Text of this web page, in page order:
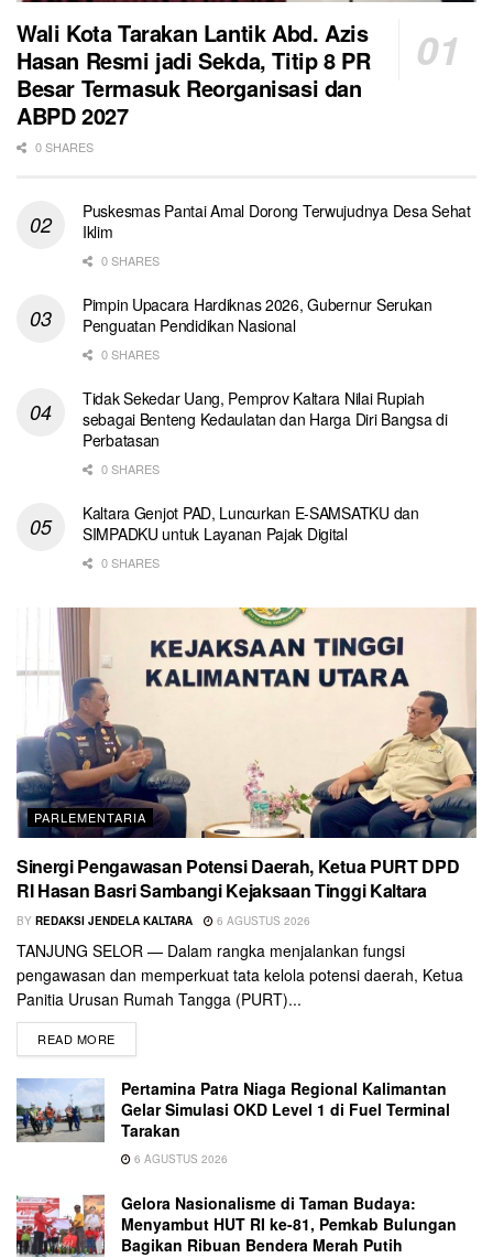
Wali Kota Tarakan Lantik Abd. Azis
Hasan Resmi jadi Sekda, Titip 8 PR
Besar Termasuk Reorganisasi dan
ABPD 2027
0 SHARES
Puskesmas Pantai Amal Dorong Terwujudnya Desa Sehat
Iklim
0 SHARES
Pimpin Upacara Hardiknas 2026, Gubernur Serukan
Penguatan Pendidikan Nasional
0 SHARES
Tidak Sekedar Uang, Pemprov Kaltara Nilai Rupiah
sebagai Benteng Kedaulatan dan Harga Diri Bangsa di
Perbatasan
0 SHARES
Kaltara Genjot PAD, Luncurkan E-SAMSATKU dan
SIMPADKU untuk Layanan Pajak Digital
0 SHARES
PARLEMENTARIA
Sinergi Pengawasan Potensi Daerah, Ketua PURT DPD
RI Hasan Basri Sambangi Kejaksaan Tinggi Kaltara
BY REDAKSI JENDELA KALTARA 6 AGUSTUS 2026
TANJUNG SELOR — Dalam rangka menjalankan fungsi
pengawasan dan memperkuat tata kelola potensi daerah, Ketua
Panitia Urusan Rumah Tangga (PURT)...
READ MORE
Pertamina Patra Niaga Regional Kalimantan
Gelar Simulasi OKD Level 1 di Fuel Terminal
Tarakan
6 AGUSTUS 2026
Gelora Nasionalisme di Taman Budaya:
Menyambut HUT RI ke-81, Pemkab Bulungan
Bagikan Ribuan Bendera Merah Putih